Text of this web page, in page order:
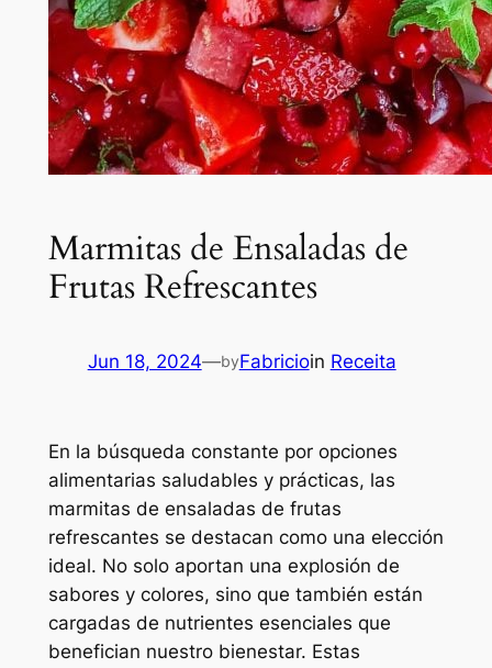
Marmitas de Ensaladas de
Frutas Refrescantes
Jun 18, 2024—byFabricioin Receita
En la búsqueda constante por opciones
alimentarias saludables y prácticas, las
marmitas de ensaladas de frutas
refrescantes se destacan como una elección
ideal. No solo aportan una explosión de
sabores y colores, sino que también están
cargadas de nutrientes esenciales que
benefician nuestro bienestar. Estas